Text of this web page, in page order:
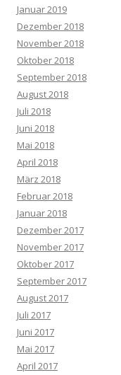
Januar 2019
Dezember 2018
November 2018
Oktober 2018
September 2018
August 2018
Juli 2018
Juni 2018
Mai 2018
April 2018
März 2018
Februar 2018
Januar 2018
Dezember 2017
November 2017
Oktober 2017
September 2017
August 2017
Juli 2017
Juni 2017
Mai 2017
April 2017